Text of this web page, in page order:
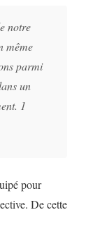
notre
même
parmi
un
1
pour
De cette